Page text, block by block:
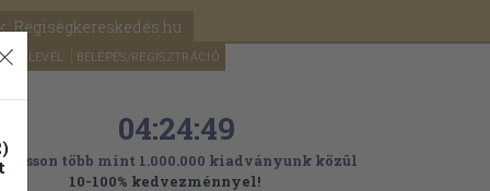
Régiségkereskedés.hu
HÍRLEVÉL BELÉPÉS/REGISZTRÁCIÓ
04:24:47
több mint 1.000.000 kiadványunk közül
10-100% kedvezménnyel!